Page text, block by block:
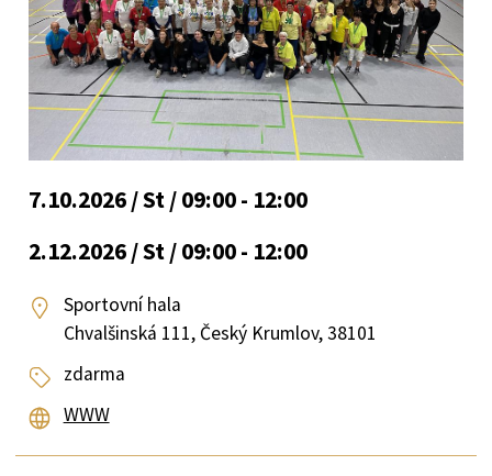
7.10.2026 / St / 09:00 - 12:00
2.12.2026 / St / 09:00 - 12:00
Sportovní hala
Chvalšinská 111, Český Krumlov, 38101
zdarma
WWW